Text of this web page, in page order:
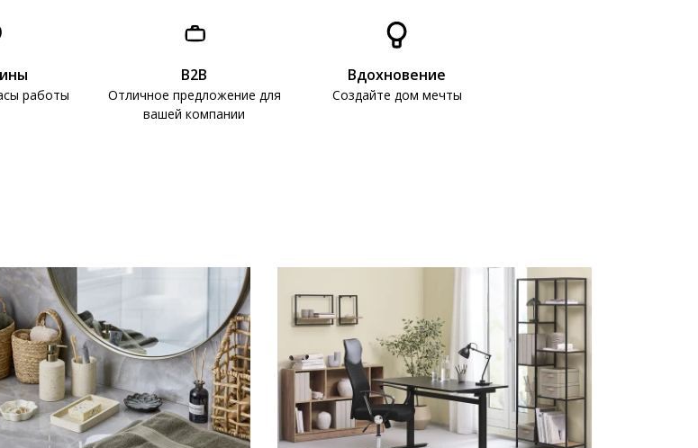
работы
B2B
Отличное предложение для
вашей компании
Вдохновение
Создайте дом мечты